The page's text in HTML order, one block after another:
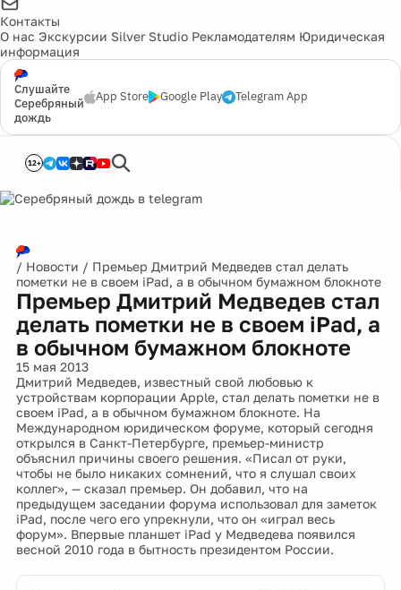
Контакты
О нас Экскурсии Silver Studio Рекламодателям Юридическая
информация
Слушайте
Серебряный
дождь
App Store Google Play Telegram App
12+
/ Новости / Премьер Дмитрий Медведев стал делать
пометки не в своем iPad, а в обычном бумажном блокноте
Премьер Дмитрий Медведев стал
делать пометки не в своем iPad, а
в обычном бумажном блокноте
15 мая 2013
Дмитрий Медведев, известный свой любовью к
устройствам корпорации Apple, стал делать пометки не в
своем iPad, а в обычном бумажном блокноте. На
Международном юридическом форуме, который сегодня
открылся в Санкт-Петербурге, премьер-министр
объяснил причины своего решения. «Писал от руки,
чтобы не было никаких сомнений, что я слушал своих
коллег», — сказал премьер. Он добавил, что на
предыдущем заседании форума использовал для заметок
iPad, после чего его упрекнули, что он «играл весь
форум». Впервые планшет iPad у Медведева появился
весной 2010 года в бытность президентом России.